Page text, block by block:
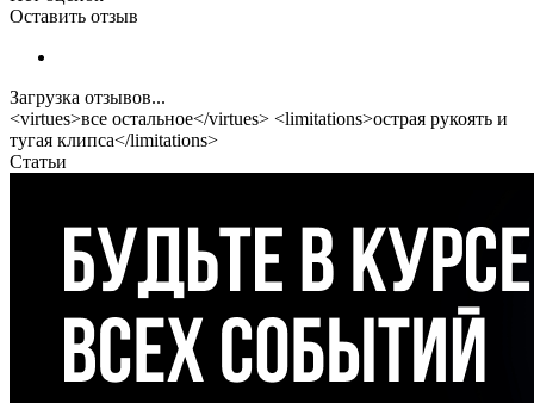
Оставить отзыв
Загрузка отзывов...
<virtues>все остальное</virtues> <limitations>острая рукоять и
тугая клипса</limitations>
Статьи